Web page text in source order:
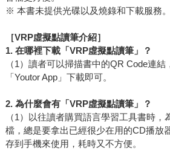
※ 本書未提供光碟以及燒錄和下載服務。
［VRP虛擬點讀筆介紹］
1. 在哪裡下載「VRP虛擬點讀筆」？
（1）讀者可以掃描書中的QR Code連
「Youtor App」下載即可。
2. 為什麼會有「VRP虛擬點讀筆」？
（1）以往讀者購買語言學習工具書時
檔，總是要拿出已經很少在用的CD播放
存到手機來使用，耗時又不方便。